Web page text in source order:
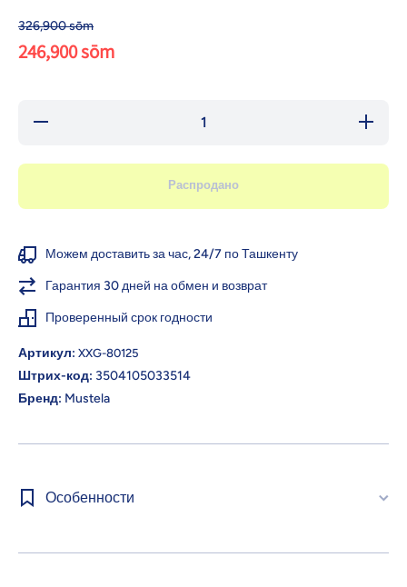
326,900 sōm
246,900 sōm
Уменьшить
мл
Распродано
Можем доставить за час, 24/7 по Ташкенту
Гарантия 30 дней на обмен и возврат
Проверенный срок годности
Артикул: XXG-80125
Штрих-код: 3504105033514
Бренд: Mustela
Особенности